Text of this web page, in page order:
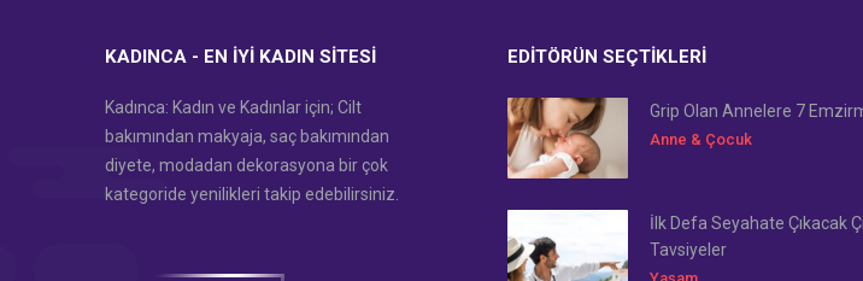
KADINCA - EN İYI KADIN SITESI
Kadınca: Kadın ve Kadınlar için; Cilt
bakımından makyaja, saç bakımından
diyete, modadan dekorasyona bir çok
kategoride yenilikleri takip edebilirsiniz.
EDITÖRÜN SEÇTIKLERI
Grip Olan Annelere 7
Anne & Çocuk
İlk Defa Seyahate Çıkacak
Tavsiyeler
Yaşam